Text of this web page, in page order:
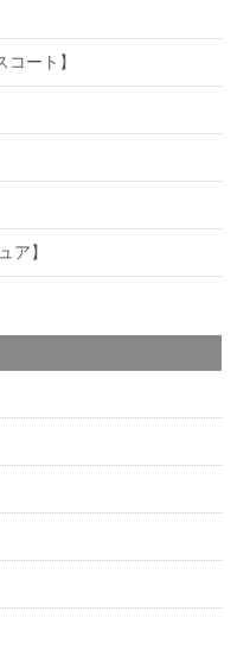
ート】
ア】